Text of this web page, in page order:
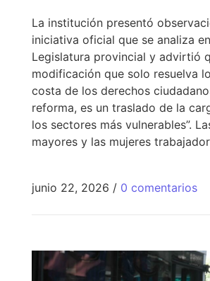
La institución presentó
iniciativa oficial que se analiza
Legislatura provincial y advirtió
modificación que solo resuelva
costa de los derechos
reforma, es un traslado de la
los sectores más vulnerables”.
mayores y las mujeres
junio 22, 2026 / 0 comentarios